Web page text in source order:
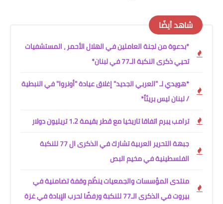
شاهد أيضًا
*بدعوة من لجنة العاملين في الهلال الأحمر ، المستشفيات
تحيي ذكرى النكبة الـ77 في لبنان*
*هويدي لـ "العربي الجديد" إغلاق عيادة "أونروا" في النبطية
/ لبنان ليس بريئاً*
ترامب يبرم اتفاقا تاريخيا مع قطر بقيمة 1.2 تريليون دولار
جبهة التحرير العربية تشارك في الذكرى ال 77 للنكبة
الفلسطينية في مخيم البص
منتدى المؤسسات والجمعيات ينظّم وقفة تضامنية في
بيروت في الذكرى الـ77 للنكبة ورفضًا لحرب الإبادة في غزة